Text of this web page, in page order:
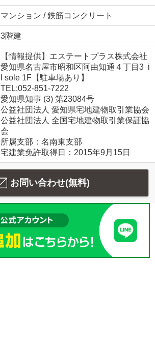
マンション / 鉄筋コンクリート
3階建
【情報提供】エステートプラス株式会社
愛知県名古屋市昭和区阿由知通４丁目3 i
l sole 1F【駐車場あり】
TEL:052-851-7222
愛知県知事 (3) 第23084号
公益社団法人 愛知県宅地建物取引業協会
公益社団法人 全国宅地建物取引業保証協
会
所属支部：名南東支部
宅建業免許取得日：2015年9月15日
お問い合わせ(無料)